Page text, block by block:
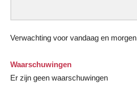
Verwachting voor vandaag en morgen
Waarschuwingen
Er zijn geen waarschuwingen